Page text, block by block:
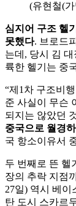
(유현철(
심지어 구조 헬
못했다. 브로드
는데, 당시 김
륙한 헬기는 중
“제1차 구조비
준 사실이 무슨
되지는 않았던
중국으로 월경
국 항소이유서
두 번째로 뜬 헬
장의 추락 지점
27일) 역시 베
탄 도시 스카르